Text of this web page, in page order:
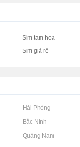
Sim tam hoa
Sim giá rẻ
vặt tại Hải Phòng
vặt tại Bắc Ninh
vặt tại Quảng Nam